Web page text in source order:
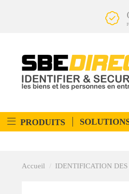
PRODUITS
Accueil IDENTIFICATION DES